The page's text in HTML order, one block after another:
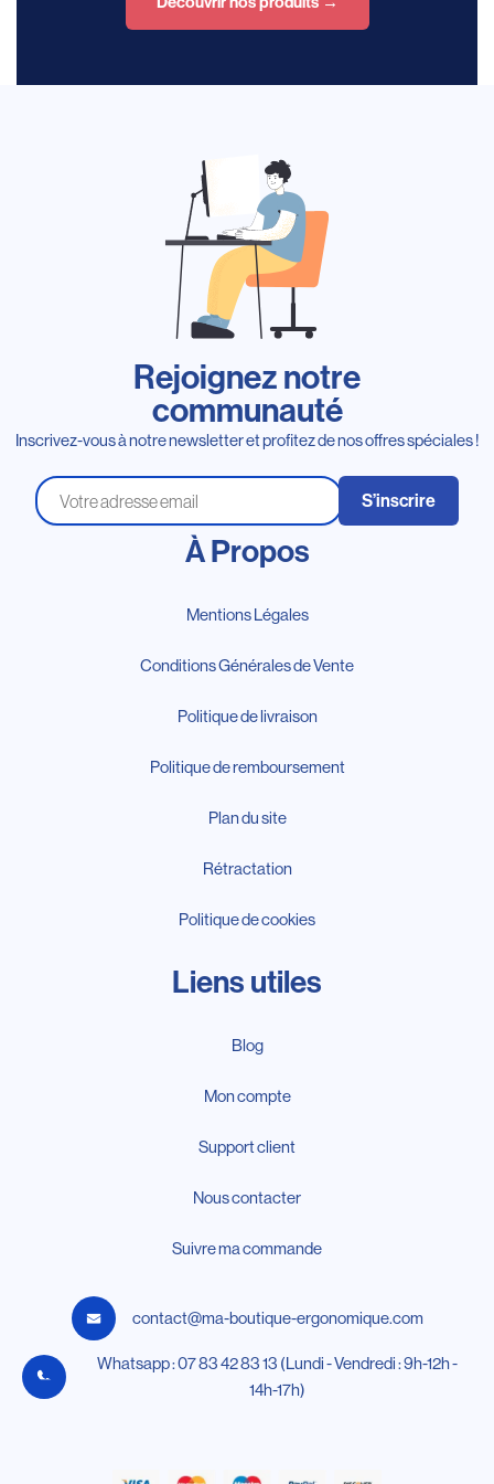
Rejoignez notre
communauté
Inscrivez-vous à notre newsletter et profitez de nos offres spéciales !
S’inscrire
À Propos
Mentions Légales
Conditions Générales de Vente
Politique de livraison
Politique de remboursement
Plan du site
Rétractation
Politique de cookies
Liens utiles
Blog
Mon compte
Support client
Nous contacter
Suivre ma commande
contact@ma-boutique-ergonomique.com
Whatsapp : 07 83 42 83 13 (Lundi - Vendredi : 9h-12h -
14h-17h)